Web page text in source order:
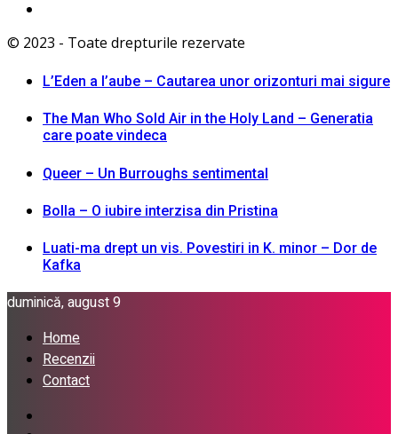
© 2023 - Toate drepturile rezervate
L’Eden a I’aube – Cautarea unor orizonturi mai sigure
The Man Who Sold Air in the Holy Land – Generatia
care poate vindeca
Queer – Un Burroughs sentimental
Bolla – O iubire interzisa din Pristina
Luati-ma drept un vis. Povestiri in K. minor – Dor de
Kafka
duminică, august 9
Home
Recenzii
Contact